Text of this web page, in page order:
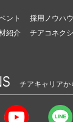
ント 採用ノウハウ
紹介 チアコネク
チアキャリアか